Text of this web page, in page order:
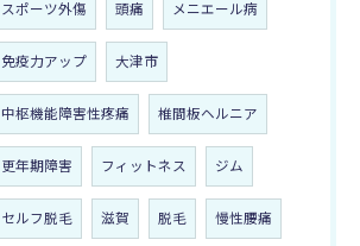
スポーツ外傷 頭痛 メニエール病
免疫力アップ 大津市
中枢機能障害性疼痛 椎間板ヘルニア
更年期障害 フィットネス ジム
セルフ脱毛 滋賀 脱毛 慢性腰痛